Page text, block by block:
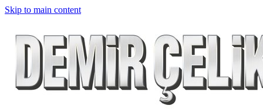
Skip to main content